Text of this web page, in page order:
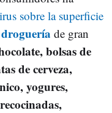
sobre la superficie
de gran
bolsas de
de cerveza,
yogures,